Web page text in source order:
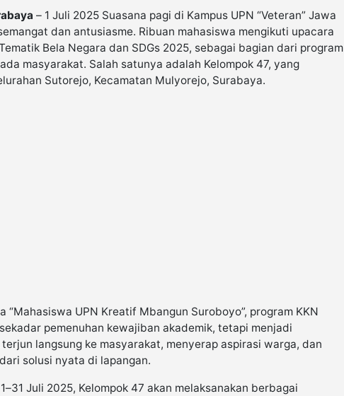
– 1 Juli 2025 Suasana pagi di Kampus UPN “Veteran” Jawa
dan antusiasme. Ribuan mahasiswa mengikuti upacara
Bela Negara dan SDGs 2025, sebagai bagian dari program
masyarakat. Salah satunya adalah Kelompok 47, yang
Sutorejo, Kecamatan Mulyorejo, Surabaya.
“Mahasiswa UPN Kreatif Mbangun Suroboyo”, program KKN
pemenuhan kewajiban akademik, tetapi menjadi
langsung ke masyarakat, menyerap aspirasi warga, dan
solusi nyata di lapangan.
Juli 2025, Kelompok 47 akan melaksanakan berbagai